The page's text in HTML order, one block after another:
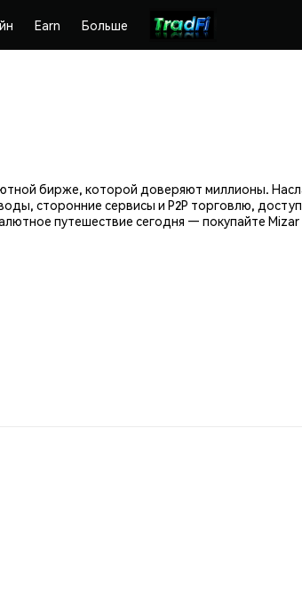
Earn Больше
бирже, которой доверяют миллионы.
сторонние сервисы и P2P торговлю,
путешествие сегодня — покупайте Mizar